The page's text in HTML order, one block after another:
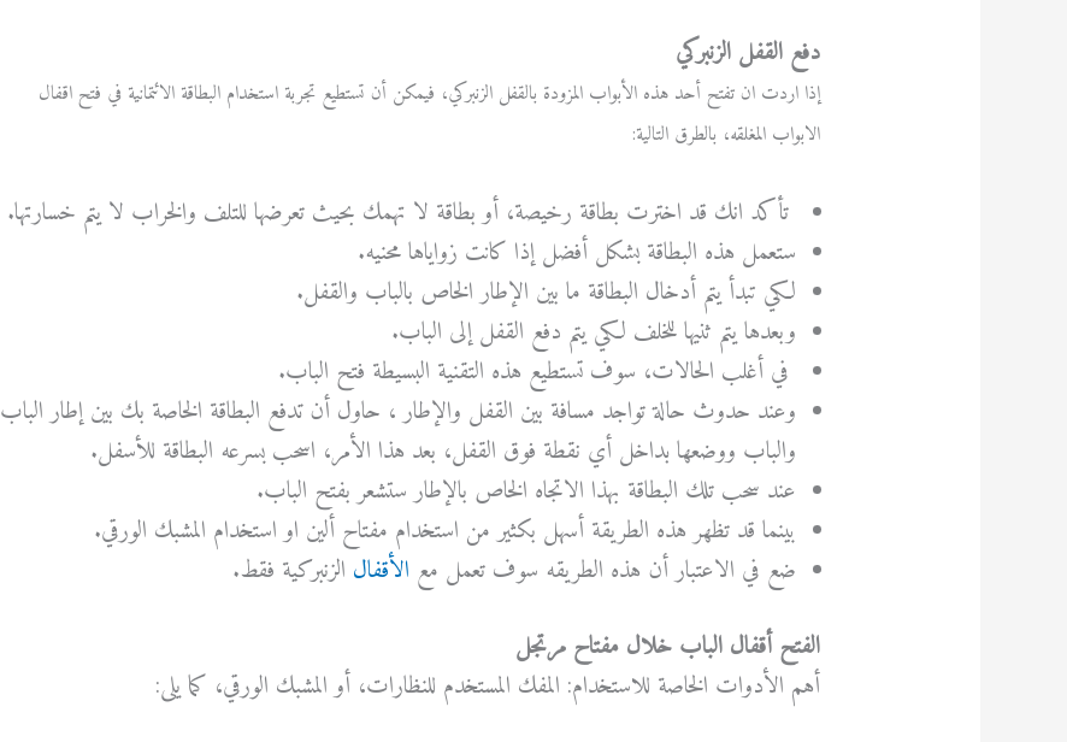
دفع القفل الزنبركي
إذا اردت ان تفتح أحد هذه الأبواب المزودة بالقفل الزنبركي، فيمكن أن تستطيع تجربة استخدام البطاقة الائتمانية في فتح اقفال
الابواب المغلقه، بالطرق التالية:
تأكد انك قد اخترت بطاقة رخيصة، أو بطاقة لا تهمك بحيث تعرضها للتلف والخراب لا يتم خسارتها.
ستعمل هذه البطاقة بشكل أفضل إذا كانت زواياها محنيه.
لكي تبدأ يتم أدخال البطاقة ما بين الإطار الخاص بالباب والقفل.
وبعدها يتم ثنيها للخلف لكي يتم دفع القفل إلى الباب.
في أغلب الحالات، سوف تستطيع هذه التقنية البسيطة فتح الباب.
وعند حدوث حالة تواجد مسافة بين القفل والإطار ، حاول أن تدفع البطاقة الخاصة بك بين إطار الباب
والباب ووضعها بداخل أي نقطة فوق القفل، بعد هذا الأمر، اسحب بسرعه البطاقة للأسفل.
عند سحب تلك البطاقة بهذا الاتجاه الخاص بالإطار ستشعر بفتح الباب.
بينما قد تظهر هذه الطريقة أسهل بكثير من استخدام مفتاح ألين او استخدام المشبك الورقي.
ضع في الاعتبار أن هذه الطريقه سوف تعمل مع الأقفال الزنبركية فقط.
الفتح أقفال الباب خلال مفتاح مرتجل
أهم الأدوات الخاصة للاستخدام: المفك المستخدم للنظارات، أو المشبك الورقي، كما يلى: